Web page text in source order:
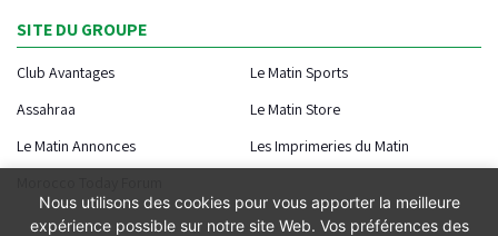
SITE DU GROUPE
Club Avantages
Le Matin Sports
Assahraa
Le Matin Store
Le Matin Annonces
Les Imprimeries du Matin
Nous utilisons des cookies pour vous apporter la meilleure
expérience possible sur notre site Web. Vos préférences des